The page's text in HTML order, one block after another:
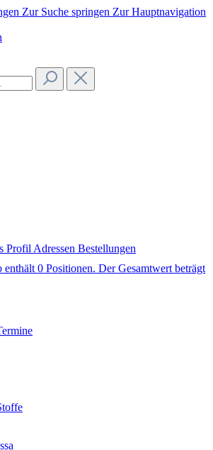
Zur Suche springen Zur Hauptnavigation
Profil Adressen Bestellungen
enthält 0 Positionen. Der Gesamtwert beträgt